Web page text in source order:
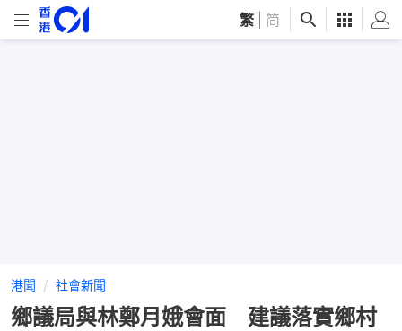
繁 简
港聞 社會新聞
鄉議局與林鄭月娥會面 建議落實鄉村